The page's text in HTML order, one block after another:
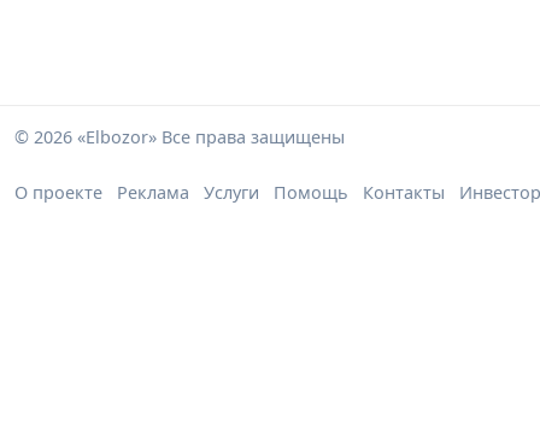
© 2026 «Elbozor» Все права защищены
О проекте Реклама Услуги Помощь Контакты